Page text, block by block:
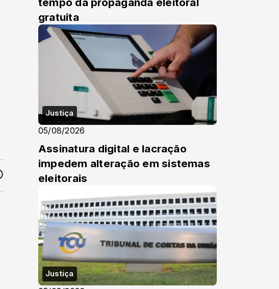
gratuita
Justiça
05/08/2026
Assinatura digital e lacração
impedem alteração em sistemas
eleitorais
Justiça